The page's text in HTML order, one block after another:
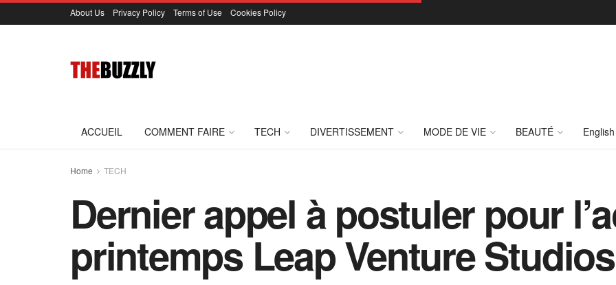
About Us Privacy Policy Terms of Use Cookies Policy
ACCUEIL COMMENT FAIRE TECH DIVERTISSEMENT MODE DE VIE BEAUTÉ
Home TECH
Dernier appel à postuler pour
printemps Leap Venture Studios